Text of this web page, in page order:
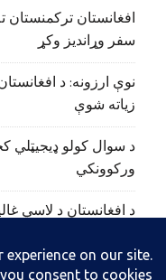
سفر وړاندیز وکړ
زیاته شوې
د سوال کولو
ورکوونکي
د افغانستان د لاسي